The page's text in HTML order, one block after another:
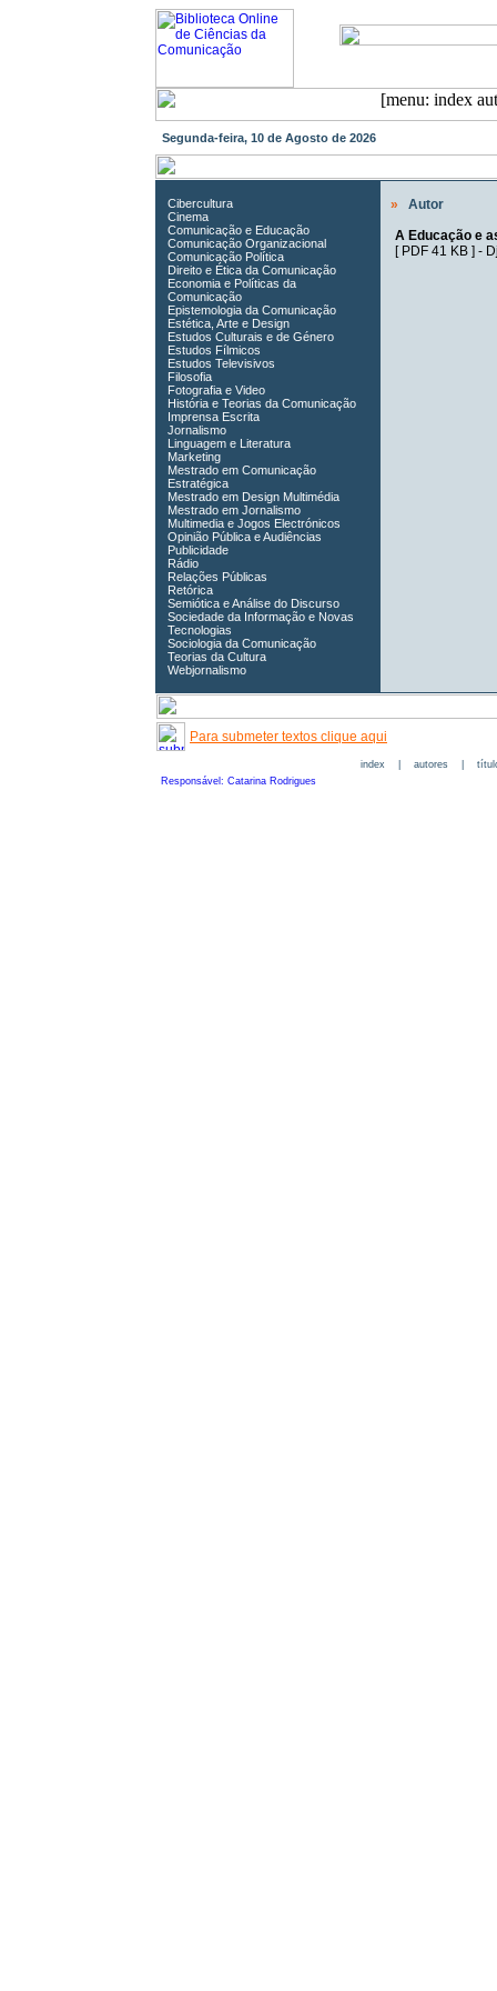
Segunda-feira, 10 de Agosto de 2026
Cibercultura
Cinema
Comunicação e Educação
Comunicação Organizacional
Comunicação Política
Direito e Ética da Comunicação
Economia e Políticas da
Comunicação
Epistemologia da Comunicação
Estética, Arte e Design
Estudos Culturais e de Género
Estudos Fílmicos
Estudos Televisivos
Filosofia
Fotografia e Video
História e Teorias da Comunicação
Imprensa Escrita
Jornalismo
Linguagem e Literatura
Marketing
Mestrado em Comunicação
Estratégica
Mestrado em Design Multimédia
Mestrado em Jornalismo
Multimedia e Jogos Electrónicos
Opinião Pública e Audiências
Publicidade
Rádio
Relações Públicas
Retórica
Semiótica e Análise do Discurso
Sociedade da Informação e Novas
Tecnologias
Sociologia da Comunicação
Teorias da Cultura
Webjornalismo
»
Autor
A Educação e
[ PDF 41 KB] -
Para submeter textos clique aqui
index| autores|